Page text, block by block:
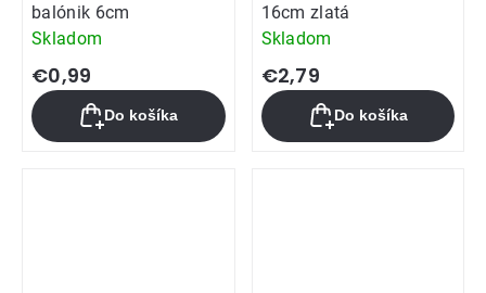
balónik 6cm
Skladom
€0,99
Do košíka
16cm zlatá
Skladom
€2,79
Do košíka